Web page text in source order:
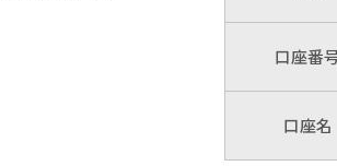
口座番
口座名